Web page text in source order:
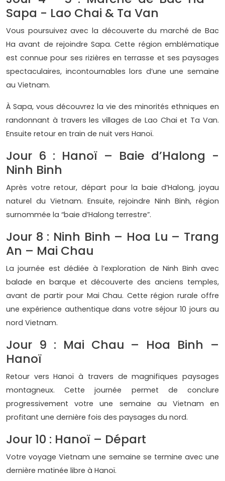
Sapa - Lao Chai & Ta Van
Vous poursuivez avec la découverte du marché de Bac
Ha avant de rejoindre Sapa. Cette région emblématique
est connue pour ses rizières en terrasse et ses paysages
spectaculaires, incontournables lors d’une une semaine
au Vietnam.
À Sapa, vous découvrez la vie des minorités ethniques en
randonnant à travers les villages de Lao Chai et Ta Van.
Ensuite retour en train de nuit vers Hanoï.
Jour 6 : Hanoï – Baie d’Halong -
Ninh Binh
Après votre retour, départ pour la baie d’Halong, joyau
naturel du Vietnam. Ensuite, rejoindre Ninh Binh, région
surnommée la “baie d’Halong terrestre”.
Jour 8 : Ninh Binh – Hoa Lu – Trang
An – Mai Chau
La journée est dédiée à l’exploration de Ninh Binh avec
balade en barque et découverte des anciens temples,
avant de partir pour Mai Chau. Cette région rurale offre
une expérience authentique dans votre séjour 10 jours au
nord Vietnam.
Jour 9 : Mai Chau – Hoa Binh –
Hanoï
Retour vers Hanoï à travers de magnifiques paysages
montagneux. Cette journée permet de conclure
progressivement votre une semaine au Vietnam en
profitant une dernière fois des paysages du nord.
Jour 10 : Hanoï – Départ
Votre voyage Vietnam une semaine se termine avec une
dernière matinée libre à Hanoï.